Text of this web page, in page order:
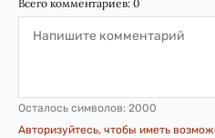
Всего комментариев: 0
Осталось символов: 2000
Авторизуйтесь, чтобы иметь